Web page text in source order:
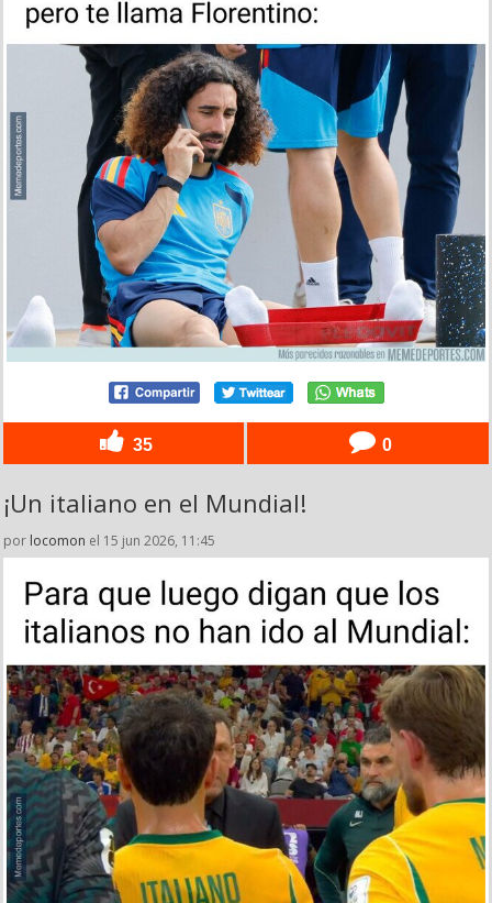
35 0
¡Un italiano en el Mundial!
por locomon el 15 jun 2026, 11:45